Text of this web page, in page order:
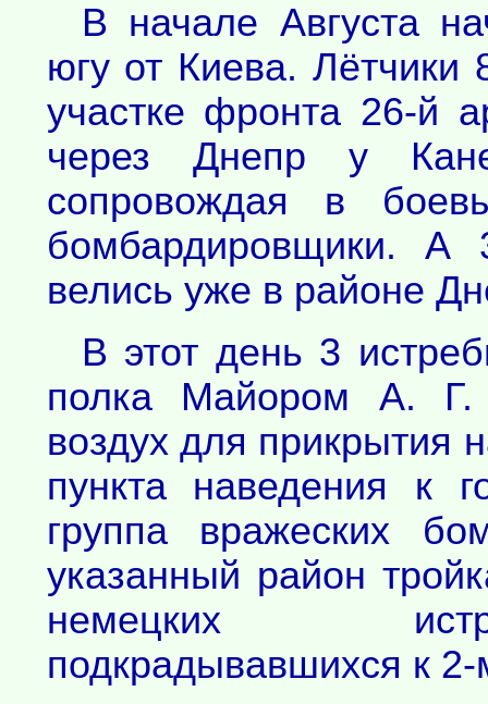
В начале Августа
югу от Киева. Лётчики
участке фронта 26-й
через Днепр у
сопровождая в
бомбардировщики. А
велись уже в районе
В этот день 3
полка Майором А. Г.
воздух для прикрытия
пункта наведения к
группа вражеских
указанный район
немецких
подкрадывавшихся к